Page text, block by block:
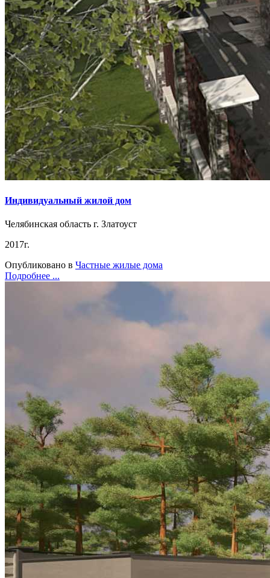
Индивидуальный жилой дом
Челябинская область г. Златоуст
2017г.
Опубликовано в Частные жилые дома
Подробнее ...